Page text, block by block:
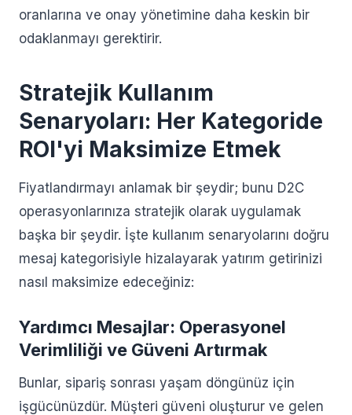
oranlarına ve onay yönetimine daha keskin bir
odaklanmayı gerektirir.
Stratejik Kullanım
Senaryoları: Her Kategoride
ROI'yi Maksimize Etmek
Fiyatlandırmayı anlamak bir şeydir; bunu D2C
operasyonlarınıza stratejik olarak uygulamak
başka bir şeydir. İşte kullanım senaryolarını doğru
mesaj kategorisiyle hizalayarak yatırım getirinizi
nasıl maksimize edeceğiniz:
Yardımcı Mesajlar: Operasyonel
Verimliliği ve Güveni Artırmak
Bunlar, sipariş sonrası yaşam döngünüz için
işgücünüzdür. Müşteri güveni oluşturur ve gelen